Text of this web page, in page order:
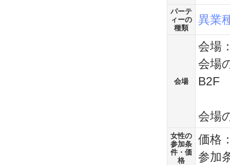
パーテ
ィーの
種類
異業
会場
会場
会場
B2F
会場
女性の
参加条
件・価
格
価格
参加